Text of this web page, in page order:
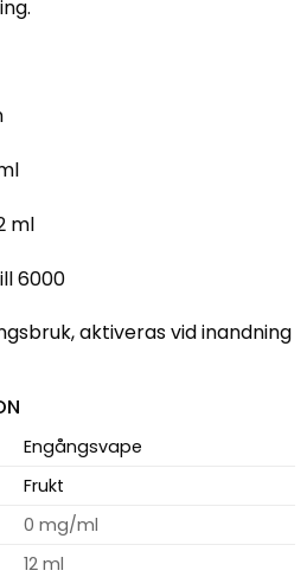
ml
6000
aktiveras vid inandning
Engångsvape
Frukt
0 mg/ml
12 ml